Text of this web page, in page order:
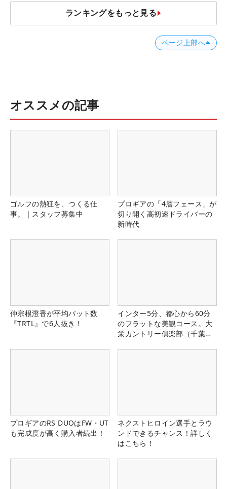
ランキングをもっと見る
ページ上部へ
オススメの記事
ゴルフの熱狂を、つくる仕
事。｜スタッフ募集中
プロギアの「4層フェース」が
切り開く高初速ドライバーの
新時代
仲宗根澄香が平均パット数
『TRTL』で6人抜き！
インター5分、都心から60分
のフラットな美観コース。大
栄カントリー俱楽部（千葉
プロギアのRS DUOはFW・UT
も完成度が高く購入者続出！
ネクストヒロイン選手とラウ
ンドできるチャンス！詳しく
はこちら！